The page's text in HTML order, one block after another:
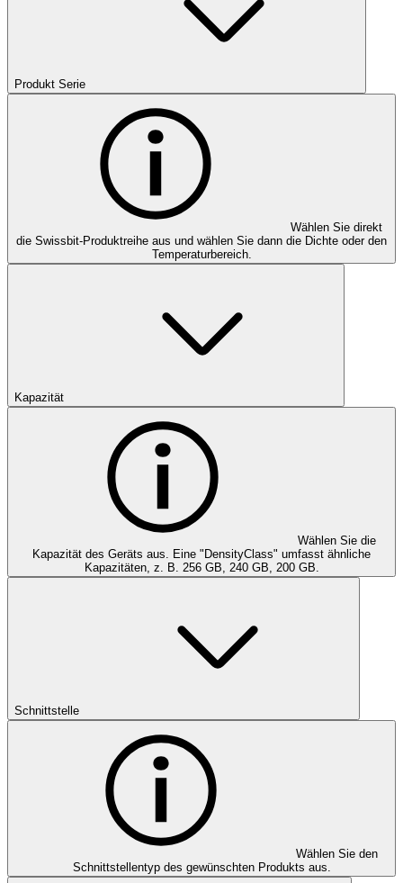
Produkt Serie
Wählen Sie direkt
die Swissbit-Produktreihe aus und wählen Sie dann die Dichte oder den
Temperaturbereich.
Kapazität
Wählen Sie die
Kapazität des Geräts aus. Eine "DensityClass" umfasst ähnliche
Kapazitäten, z. B. 256 GB, 240 GB, 200 GB.
Schnittstelle
Wählen Sie den
Schnittstellentyp des gewünschten Produkts aus.